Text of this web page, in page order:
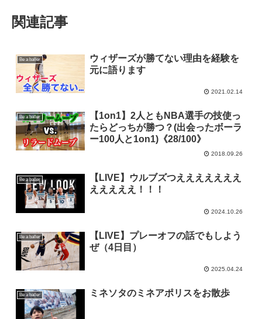
関連記事
Be a baller
ウィザーズが勝てない理由を経験を
元に語ります
2021.02.14
Be a baller
【1on1】2人ともNBA選手の技使っ
たらどっちが勝つ？(出会ったボーラ
ー100人と1on1)《28/100》
2018.09.26
Be a baller
【LIVE】ウルブズつえええええええ
えええええ！！！
2024.10.26
Be a baller
【LIVE】プレーオフの話でもしよう
ぜ（4日目）
2025.04.24
Be a baller ミネソタのミネアポリスをお散歩